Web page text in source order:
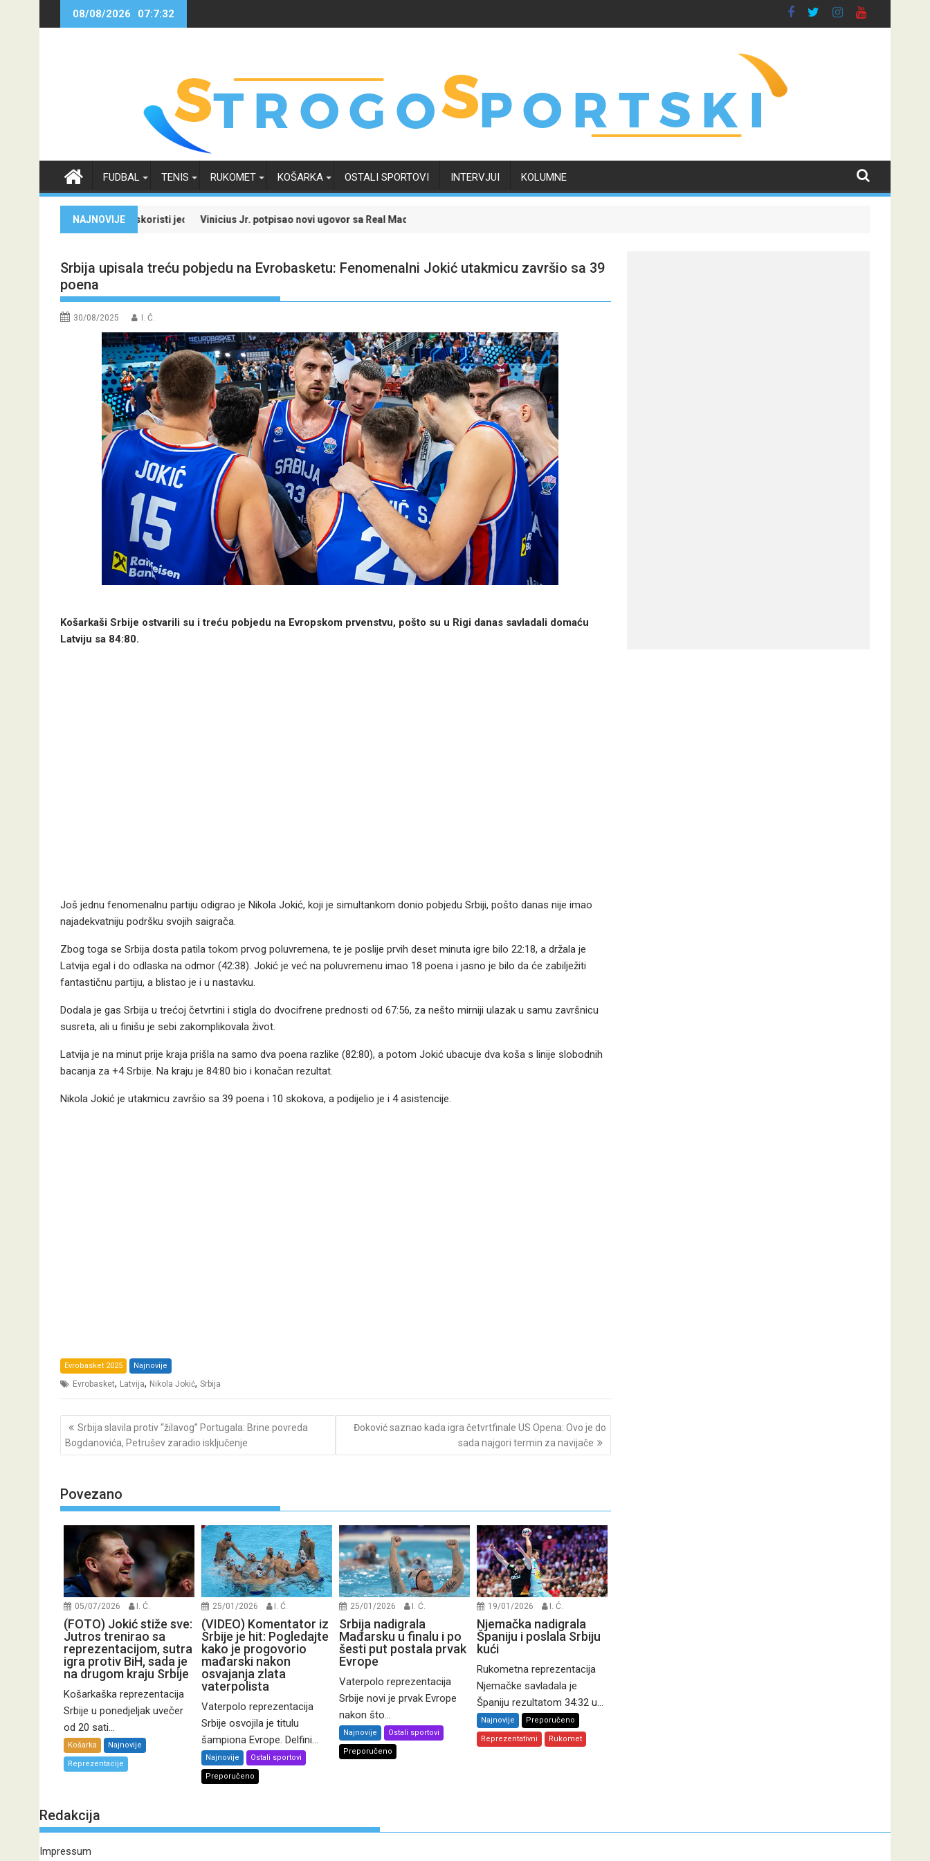
08/08/2026 07:7:33
FUDBAL TENIS RUKOMET KOŠARKA OSTALI SPORTOVI INTERVJUI KOLUMNE
NAJNOVIJE
specijale i iskoristi jedinstvenu ponuduVinicius Jr. potpisao novi ugovor sa Real Madridom i okončao neizvijesnost oko svoje budućnostiEvropski četvrtak zanimljiviji uz Meridian: Isprati borbu za grupnu fazu uz najveće kvote
Srbija upisala treću pobjedu na Evrobasketu: Fenomenalni Jokić utakmicu završio sa 39
poena
30/08/2025 I. Ć.
Košarkaši Srbije ostvarili su i treću pobjedu na Evropskom prvenstvu, pošto su u Rigi danas savladali domaću
Latviju sa 84:80.
Još jednu fenomenalnu partiju odigrao je Nikola Jokić, koji je simultankom donio pobjedu Srbiji, pošto danas nije imao
najadekvatniju podršku svojih saigrača.
Zbog toga se Srbija dosta patila tokom prvog poluvremena, te je poslije prvih deset minuta igre bilo 22:18, a držala je
Latvija egal i do odlaska na odmor (42:38). Jokić je već na poluvremenu imao 18 poena i jasno je bilo da će zabilježiti
fantastičnu partiju, a blistao je i u nastavku.
Dodala je gas Srbija u trećoj četvrtini i stigla do dvocifrene prednosti od 67:56, za nešto mirniji ulazak u samu završnicu
susreta, ali u finišu je sebi zakomplikovala život.
Latvija je na minut prije kraja prišla na samo dva poena razlike (82:80), a potom Jokić ubacuje dva koša s linije slobodnih
bacanja za +4 Srbije. Na kraju je 84:80 bio i konačan rezultat.
Nikola Jokić je utakmicu završio sa 39 poena i 10 skokova, a podijelio je i 4 asistencije.
Evrobasket 2025 Najnovije
Evrobasket, Latvija, Nikola Jokić, Srbija
Post
navigation
Srbija slavila protiv “žilavog” Portugala: Brine povreda
Bogdanovića, Petrušev zaradio isključenje
Đoković saznao kada igra četvrtfinale US Opena: Ovo je do
sada najgori termin za navijače
Povezano
05/07/2026 I. Ć.
(FOTO) Jokić stiže sve:
Jutros trenirao sa
reprezentacijom, sutra
igra protiv BiH, sada je
na drugom kraju Srbije
Košarkaška reprezentacija
Srbije u ponedjeljak uvečer
od 20 sati...
Košarka Najnovije
Reprezentacije
25/01/2026 I. Ć.
(VIDEO) Komentator iz
Srbije je hit: Pogledajte
kako je progovorio
mađarski nakon
osvajanja zlata
vaterpolista
Vaterpolo reprezentacija
Srbije osvojila je titulu
šampiona Evrope. Delfini...
Najnovije Ostali sportovi
Preporučeno
25/01/2026 I. Ć.
Srbija nadigrala
Mađarsku u finalu i po
šesti put postala prvak
Evrope
Vaterpolo reprezentacija
Srbije novi je prvak Evrope
nakon što...
Najnovije Ostali sportovi
Preporučeno
19/01/2026 I. Ć.
Njemačka nadigrala
Španiju i poslala Srbiju
kući
Rukometna reprezentacija
Njemačke savladala je
Španiju rezultatom 34:32 u...
Najnovije Preporučeno
Reprezentativni Rukomet
Redakcija
Impressum